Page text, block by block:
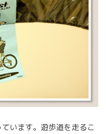
います。遊歩道を走るこ